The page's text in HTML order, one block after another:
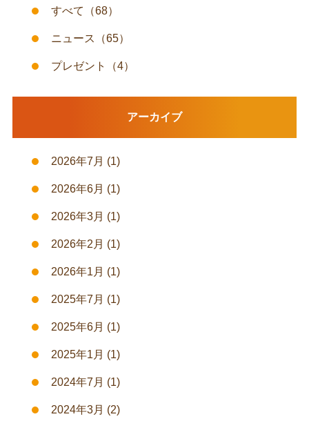
すべて （68）
ニュース （65）
プレゼント （4）
アーカイブ
2026年7月 (1)
2026年6月 (1)
2026年3月 (1)
2026年2月 (1)
2026年1月 (1)
2025年7月 (1)
2025年6月 (1)
2025年1月 (1)
2024年7月 (1)
2024年3月 (2)